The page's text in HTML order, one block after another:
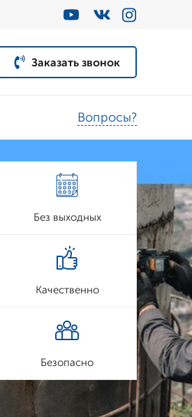
Заказать звонок
Вопросы?
Без выходных
Качественно
Безопасно